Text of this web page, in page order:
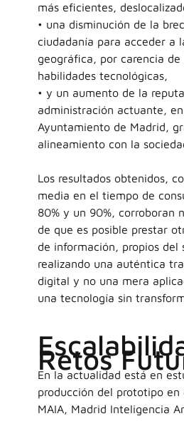
más eficientes,
• una disminución de la
ciudadanía para acceder a
geográfica, por carencia de
habilidades tecnológicas,
• y un aumento de la
administración actuante,
Ayuntamiento de Madrid,
alineamiento con la
Los resultados obtenidos,
media en el tiempo de
80% y un 90%, corroboran
de que es posible prestar
de información, propios del
realizando una auténtica
digital y no una mera
una tecnología sin
Retos
En la actualidad está en
producción del prototipo en
MAIA, Madrid Inteligencia